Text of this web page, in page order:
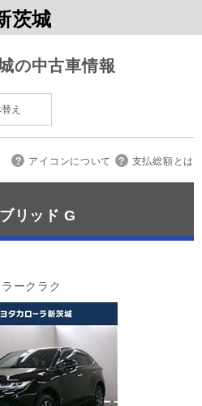
茨城
の中古車情報
え
アイコンについて 支払総額とは
リッド G
ークラク